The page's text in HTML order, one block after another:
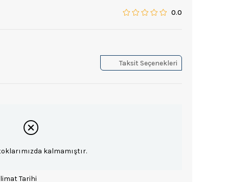
0.0
Taksit Seçenekleri
kalmamıştır.
Tarihi